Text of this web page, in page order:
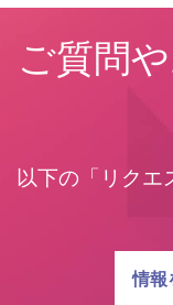
ご質問
以下の「リクエ
質問
情報